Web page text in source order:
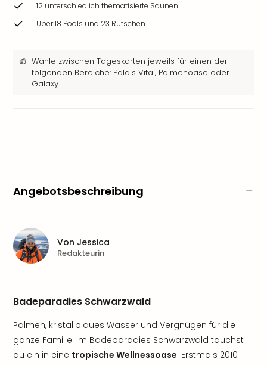
12 unterschiedlich thematisierte Saunen
Über 18 Pools und 23 Rutschen
Wähle zwischen Tageskarten jeweils für einen der
folgenden Bereiche: Palais Vital, Palmenoase oder
Galaxy.
Angebotsbeschreibung
Badeparadies Schwarzwald
Palmen, kristallblaues Wasser und Vergnügen für die
ganze Familie: Im Badeparadies Schwarzwald tauchst
du ein in eine tropische Wellnessoase. Erstmals 2010
Von Jessica
Redakteurin